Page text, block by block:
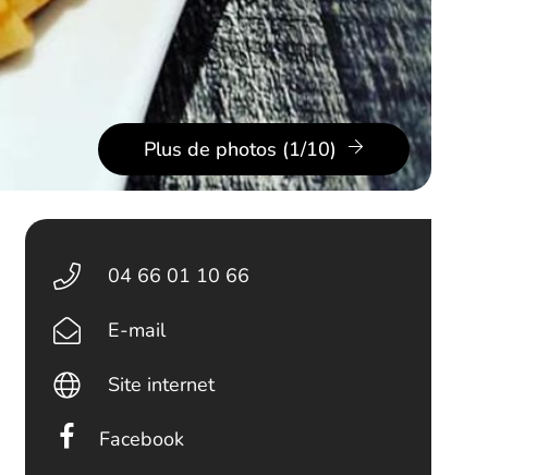
Plus de photos (1/10)
04 66 01 10 66
E-mail
Site internet
Facebook